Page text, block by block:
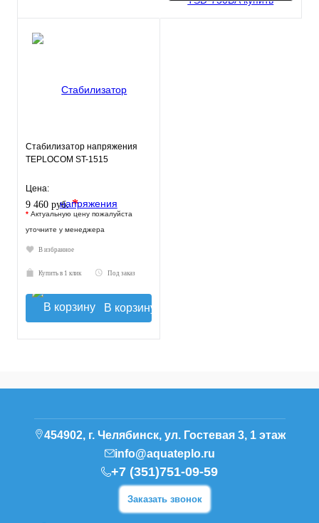
Стабилизатор напряжения
TEPLOCOM ST-1515
Цена:
9 460 руб.*
* Актуальную цену пожалуйста
уточните у менеджера
В избранное
Купить в 1 клик Под заказ
В корзину
454902, г. Челябинск, ул. Гостевая 3, 1 этаж
info@aquateplo.ru
+7 (351)751-09-59
Заказать звонок